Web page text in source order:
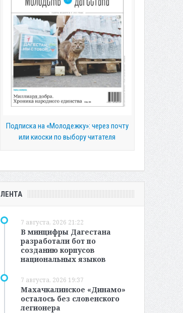
Подписка на «Молодежку»: через почту
или киоски по выбору читателя
ЛЕНТА
7 августа, 2026 21:22
В минцифры Дагестана
разработали бот по
созданию корпусов
национальных языков
7 августа, 2026 19:37
Махачкалинское «Динамо»
осталось без словенского
легионера